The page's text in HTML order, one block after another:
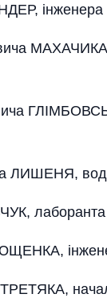
інженера
ЛИШЕНЯ,
лаборанта